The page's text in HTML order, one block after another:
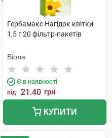
Гербамакс Нагідок квітки
1,5 г 20 фільтр-пакетів
Віола
Є в наявності
від 21.40 грн
КУПИТИ